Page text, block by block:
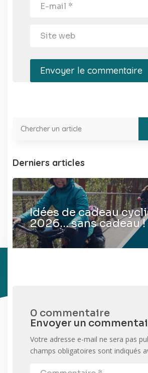
Envoyer le commentaire
Derniers articles
Idées de cadeau
2026… sans cadeau !
0 commentaire
Envoyer un
Votre adresse e-mail ne sera pas
champs obligatoires sont indiqués